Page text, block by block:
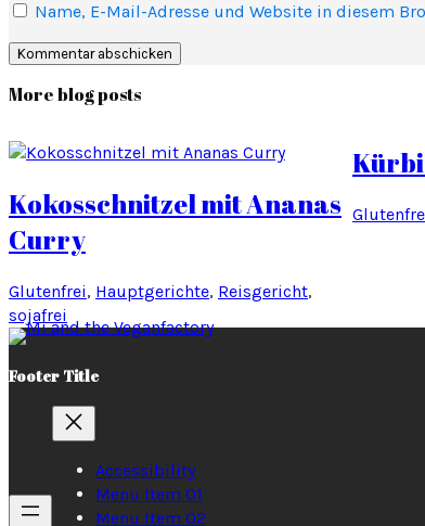
Name, E-Mail-Adresse und Website in diesem
More blog posts
Kokosschnitzel mit Ananas
Curry
Glutenfrei, Hauptgerichte, Reisgericht
sojafrei
Footer Title
Accessibility
Menu Item 01
Menu Item 02